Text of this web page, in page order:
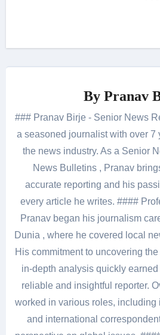
By Pranav
### Pranav Birje - Senior News
a seasoned journalist with over 7
the news industry. As a Senior
News Bulletins , Pranav
accurate reporting and his
every article he writes. ####
Pranav began his journalism
Dunia , where he covered local
His commitment to uncovering
in-depth analysis quickly
reliable and insightful reporter.
worked in various roles,
and international